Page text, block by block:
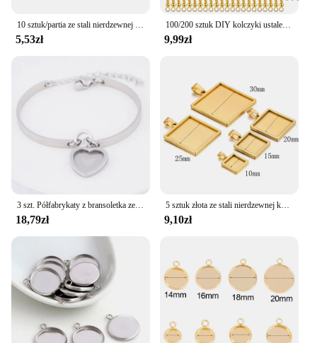
10 sztuk/partia ze stali nierdzewnej puste Cabochon baza ustawienie Charms wisiorek fit 6 8 10 12 14 16 18 20 25 30mm tworzenia biżuterii
5,53zł
100/200 sztuk DIY kolczyki ustalenia kolczyki zatrzaski haczyki ze stali nierdzewnej hipoalergiczne akcesoria do robienia kolczyków hak Earwire
9,99zł
3 szt. Półfabrykaty z bransoletka ze stali nierdzewnej podstawą pasują do 12mm serduszka z kaboszonem i tacami do tworzenia biżuterii
18,79zł
5 sztuk złota ze stali nierdzewnej kwadratowe puste podstawy dla wisiorki taca 10/15/20/25/30mm Cabochon bazy ustawienie elementy do wyrobu biżuterii
9,10zł